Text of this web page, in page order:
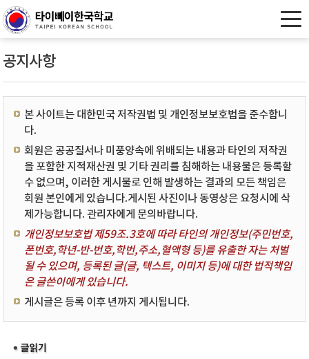
공지사항
본 사이트는 대한민국 저작권법 및 개인정보보호법을 준수합니
다.
회원은 공공질서나 미풍양속에 위배되는 내용과 타인의 저작권
을 포함한 지적재산권 및 기타 권리를 침해하는 내용물은 등록할
수 없으며, 이러한 게시물로 인해 발생하는 결과의 모든 책임은
회원 본인에게 있습니다.게시된 사진이나 동영상은 요청시에 삭
제가능합니다. 관리자에게 문의바랍니다.
개인정보보호법 제59조.3호에 따라 타인의 개인정보(주민번호,
폰번호,학년-반-번호,학번,주소,혈액형 등)를 유출한 자는 처벌
될 수 있으며, 등록된 글(글, 텍스트, 이미지 등)에 대한 법적책임
은 글쓴이에게 있습니다.
게시글은 등록 이후 년까지 게시됩니다.